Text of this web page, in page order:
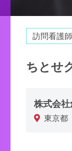
訪問看護師
ちとせ
株式会
東京都